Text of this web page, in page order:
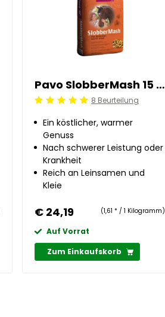
Pavo SlobberMash 15 kg
Beoordeling: 5/58 Beurteilung
Ein köstlicher, warmer
Genuss
Nach schwerer Leistung oder
Krankheit
Reich an Leinsamen und
Kleie
€ 24,19 (1,61 * / 1 Kilogramm)
Auf Vorrat
Zum Einkaufskorb